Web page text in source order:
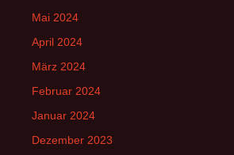
Mai 2024
April 2024
März 2024
Februar 2024
Januar 2024
Dezember 2023